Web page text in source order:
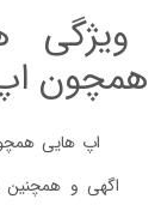
ویژگی
همچون
اپ هایی
اگهی و همچنین